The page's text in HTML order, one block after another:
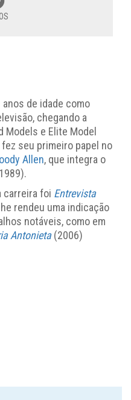
de idade como
chegando a
e Elite Model
seu primeiro papel no
Allen, que integra o
carreira foi Entrevista
rendeu uma indicação
notáveis, como em
Antonieta (2006)